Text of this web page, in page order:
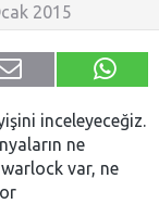
2015
inceleyeceğiz.
ne
var, ne